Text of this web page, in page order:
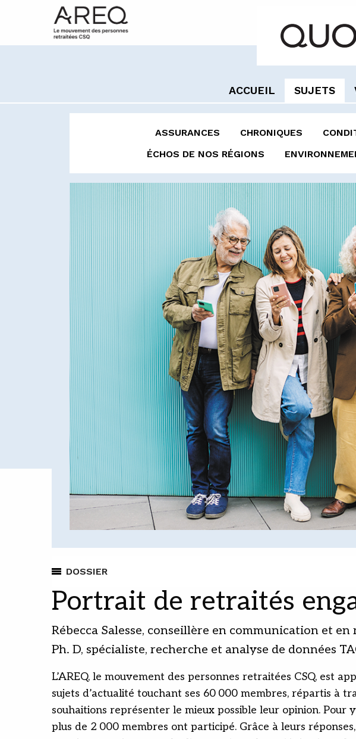
ACCUEIL SUJETS
ASSURANCES CHRONIQUES
ÉCHOS DE NOS RÉGIONS
DOSSIER
Portrait de retraités
Rébecca Salesse, conseillère en communication et
Ph. D, spécialiste, recherche et analyse de données
L’AREQ, le mouvement des personnes retraitées CSQ, est
sujets d’actualité touchant ses 60 000 membres, répartis à
souhaitions représenter le mieux possible leur opinion.
plus de 2 000 membres ont participé. Grâce à leurs